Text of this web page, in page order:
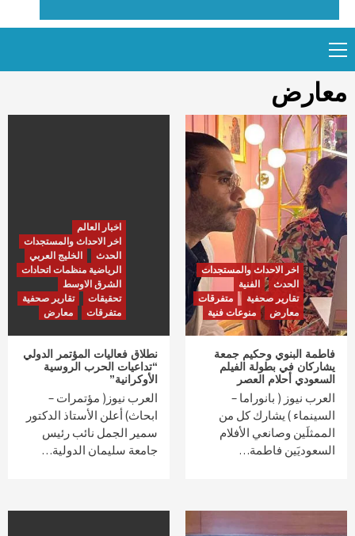
to
content
Menu
معارض
اخر الاحداث والمستجدات
الحدث
الفنية
تقارير صحفية
متفرقات
معارض
منوعات فنية
فاطمة البنوي وحكيم جمعة
يشاركان في بطولة الفيلم
السعودي أحلام العصر
العرب نيوز ( بانوراما –
السينماء ) يشارك كل من
الممثلَين وصانعي الأفلام
السعوديَين فاطمة…
اخبار العالم
اخر الاحداث والمستجدات
الحدث
الخليج العربي
الرياضية منظمات اتحادات
الشرق الاوسط
تحقيقات
تقارير صحفية
متفرقات
معارض
نطلاق فعاليات المؤتمر الدولي
“تداعيات الحرب الروسية
الأوكرانية”
العرب نيوز( مؤتمرات –
ابحاث) أعلن الأستاذ الدكتور
سمير الجمل نائب رئيس
جامعة سليمان الدولية…